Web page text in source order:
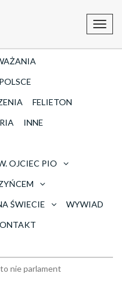
FELIETON
INNE
OJCIEC PIO
ŚWIECIE
WYWIAD
nie parlament